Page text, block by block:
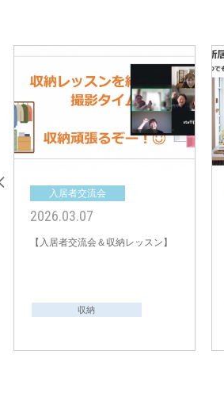
入居者交流会
2026.03.07
【入居者交流会＆収納レッスン】
収納